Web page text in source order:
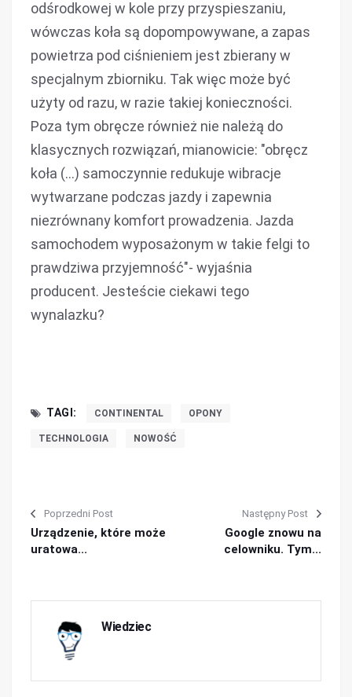
odśrodkowej w kole przy przyspieszaniu,
wówczas koła są dopompowywane, a zapas
powietrza pod ciśnieniem jest zbierany w
specjalnym zbiorniku. Tak więc może być
użyty od razu, w razie takiej konieczności.
Poza tym obręcze również nie należą do
klasycznych rozwiązań, mianowicie: "obręcz
koła (…) samoczynnie redukuje wibracje
wytwarzane podczas jazdy i zapewnia
niezrównany komfort prowadzenia. Jazda
samochodem wyposażonym w takie felgi to
prawdziwa przyjemność"- wyjaśnia
producent. Jesteście ciekawi tego
wynalazku?
TAGI: CONTINENTAL OPONY
TECHNOLOGIA NOWOŚĆ
Poprzedni Post
Urządzenie, które może
uratowa...
Następny Post
Google znowu na
celowniku. Tym...
Wiedziec